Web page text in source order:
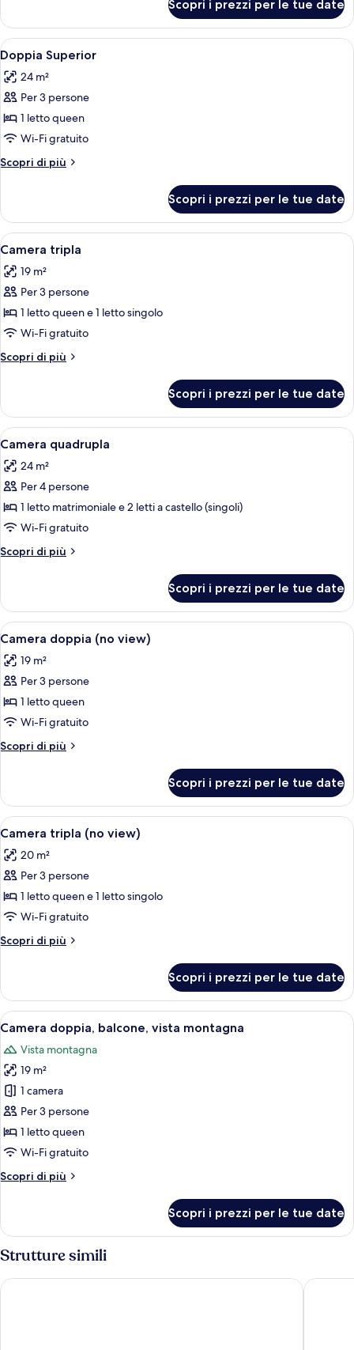
panoramica
Scopri i prezzi per le tue date
Apri
tutte
le
foto
per
Doppia
Superior
Una stanza con una poltrona in
3
Doppia Superior
24 m²
Per 3 persone
1 letto queen
Wi-Fi gratuito
Scopri di più
Altri
Superior
Scopri i prezzi per le tue date
Apri
tutte
le
foto
per
Camera
tripla
Una camera d'albergo con due letti,
3
Camera tripla
19 m²
Per 3 persone
1 letto queen e 1 letto singolo
Wi-Fi gratuito
Scopri di più
Altri
tripla
Scopri i prezzi per le tue date
Apri
tutte
le
foto
per
Camera
quadrupla
Una camera d'albergo moderna
4
Camera quadrupla
24 m²
Per 4 persone
1 letto matrimoniale e 2 letti a castello (singoli)
Wi-Fi gratuito
Scopri di più
Altri
quadrupla
Scopri i prezzi per le tue date
Apri
tutte
le
foto
per
Camera
doppia
(no
Camera doppia (no view) |
3
Camera doppia (no view)
19 m²
Per 3 persone
1 letto queen
Wi-Fi gratuito
Scopri di più
Altri
doppia
(no
view)
Scopri i prezzi per le tue date
Apri
tutte
le
foto
per
Camera
tripla
(no
Una camera d'albergo moderna con
3
Camera tripla (no view)
20 m²
Per 3 persone
1 letto queen e 1 letto singolo
Wi-Fi gratuito
Scopri di più
Altri
tripla
(no
view)
Scopri i prezzi per le tue date
Apri
tutte
le
foto
per
Camera
doppia,
balcone,
montagna
Camera d'albergo moderna con
4
Camera doppia, balcone, vista montagna
Vista montagna
19 m²
1 camera
Per 3 persone
1 letto queen
Wi-Fi gratuito
Scopri di più
Altri
doppia,
vista
Scopri i prezzi per le tue date
Strutture simili
AC Hotel by Marriott Innsbruck Motel